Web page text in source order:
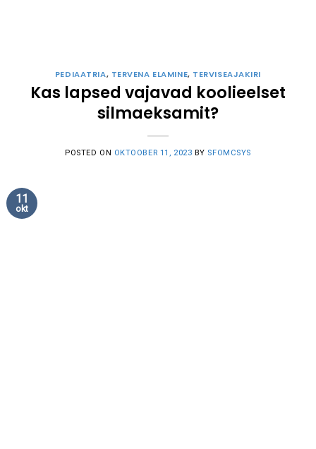
PEDIAATRIA, TERVENA ELAMINE, TERVISEAJAKIRI
Kas lapsed vajavad koolieelset
silmaeksamit?
POSTED ON OKTOOBER 11, 2023 BY SFOMCSYS
11
okt